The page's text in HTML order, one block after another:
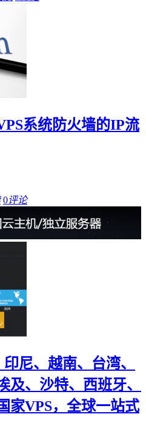
系统防火墙的IP流
0评论
尼、越南、台湾、
及、沙特、西班牙、
家VPS，全球一站式